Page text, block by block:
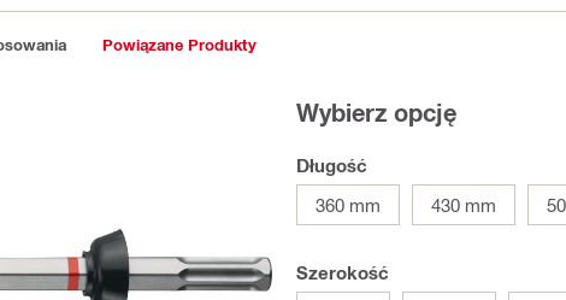
Powiązane Produkty
Wybierz opcję
Długość
360 mm
430 mm
Szerokość